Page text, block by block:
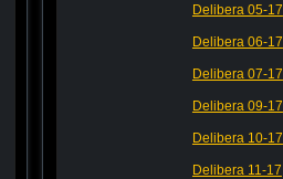
Delibera 05-17
Delibera 06-17
Delibera 07-17
Delibera 09-17
Delibera 10-17
Delibera 11-17